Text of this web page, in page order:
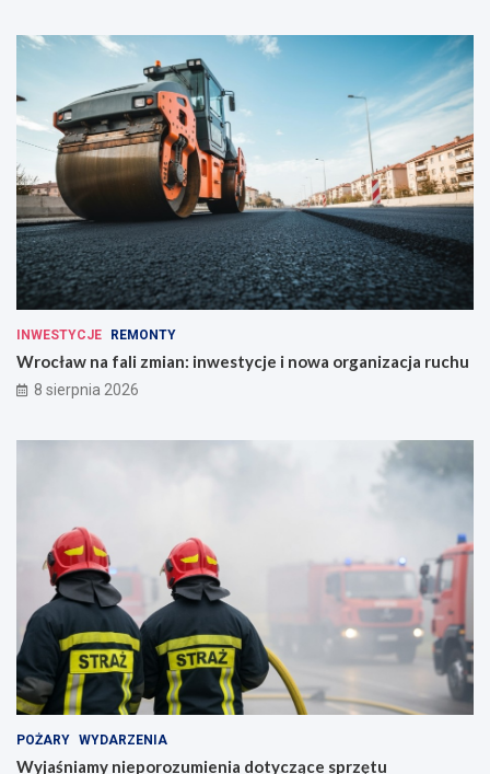
INWESTYCJE REMONTY
Wrocław na fali zmian: inwestycje i nowa organizacja ruchu
8 sierpnia 2026
POŻARY WYDARZENIA
Wyjaśniamy nieporozumienia dotyczące sprzętu